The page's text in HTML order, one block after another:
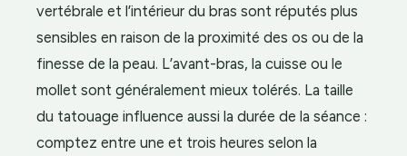
vertébrale et l’intérieur du bras sont réputés plus
sensibles en raison de la proximité des os ou de la
finesse de la peau. L’avant-bras, la cuisse ou le
mollet sont généralement mieux tolérés. La taille
du tatouage influence aussi la durée de la séance :
comptez entre une et trois heures selon la